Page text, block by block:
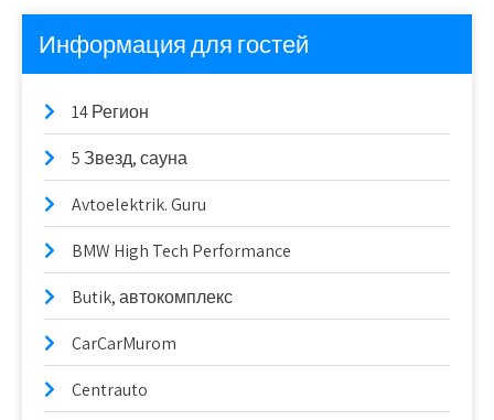
Информация для гостей
14 Регион
5 Звезд, сауна
Avtoelektrik. Guru
BMW High Tech Performance
Butik, автокомплекс
CarCarMurom
Centrauto